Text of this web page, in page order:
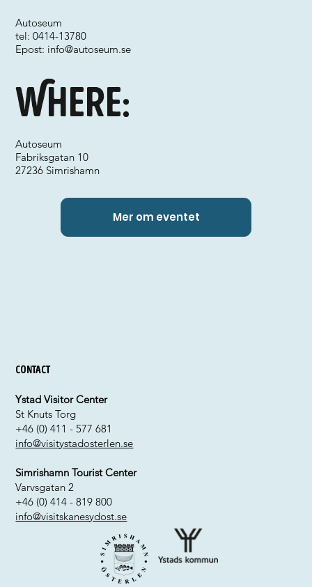
Where:
Autoseum
tel: 0414-13780
Epost: info@autoseum.se
Autoseum
Fabriksgatan 10
27236 Simrishamn
Mer om eventet
Contact
Ystad Visitor Center
St Knuts Torg
+46 (0) 411 - 577 681
info@visitystadosterlen.se
Simrishamn Tourist Center
Varvsgatan 2
+46 (0) 414 - 819 800
info@visitskanesydost.se